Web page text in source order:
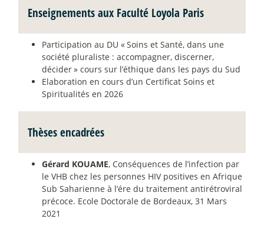
Enseignements aux Faculté Loyola Paris
Participation au DU «Soins et Santé, dans une
société pluraliste : accompagner, discerner,
décider» cours sur l’éthique dans les pays du Sud
Elaboration en cours d’un Certificat Soins et
Spiritualités en 2026
Thèses encadrées
Gérard KOUAME, Conséquences de l’infection par
le VHB chez les personnes HIV positives en Afrique
Sub Saharienne à l’ére du traitement antirétroviral
précoce. Ecole Doctorale de Bordeaux, 31 Mars
2021